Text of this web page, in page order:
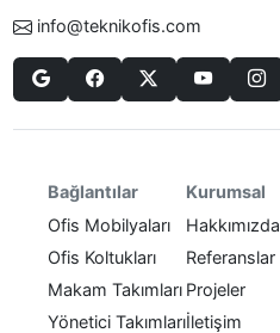
info@teknikofis.com
Bağlantılar
Ofis Mobilyaları
Ofis Koltukları
Makam Takımları
Yönetici Takımları
Kurumsal
Hakkımızda
Referanslar
Projeler
İletişim